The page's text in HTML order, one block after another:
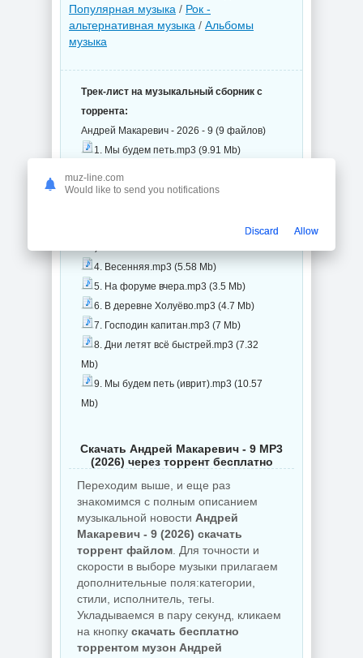
Популярная музыка / Рок -
альтернативная музыка / Альбомы
музыка
Трек-лист на музыкальный сборник с
торрента:
Андрей Макаревич - 2026 - 9 (9 файлов)
1. Мы будем петь.mp3 (9.91 Mb)
Mb)
(Посвящение В.П.Аксёнову).mp3 (9.38
4. Весенняя.mp3 (5.58 Mb)
5. На форуме вчера.mp3 (3.5 Mb)
6. В деревне Холуёво.mp3 (4.7 Mb)
7. Господин капитан.mp3 (7 Mb)
8. Дни летят всё быстрей.mp3 (7.32
Mb)
9. Мы будем петь (иврит).mp3 (10.57
Mb)
Скачать Андрей Макаревич - 9 MP3
(2026) через торрент бесплатно
Переходим выше, и еще раз
знакомимся с полным описанием
музыкальной новости Андрей
Макаревич - 9 (2026) скачать
торрент файлом . Для точности и
скорости в выборе музыки прилагаем
дополнительные поля:категории,
стили, исполнитель, тегы.
Укладываемся в пару секунд, кликаем
на кнопку скачать бесплатно
торрентом музон Андрей
muz-line.com
Would like to send you notifications
Discard Allow